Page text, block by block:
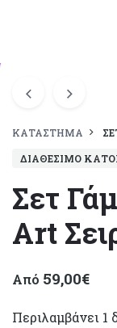
ΚΑΤΆΣΤΗΜΑ
ΔΙΑΘΈΣΙΜΟ
Σετ
Art
Από 59,00€
Περιλαμβάνει 1